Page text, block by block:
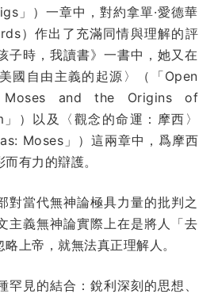
」）一章中，對約拿單·愛德華
）作出了充滿同情與理解的評
子時，我讀書》一書中，她又在
國自由主義的起源〉（「Open
and the Origins of
）以及〈觀念的命運：摩西〉
Moses」）這兩章中，爲摩西
有力的辯護。
對當代無神論極具力量的批判之
主義無神論實際上在是將人「去
上帝，就無法真正理解人。
罕見的結合：銳利深刻的思想、